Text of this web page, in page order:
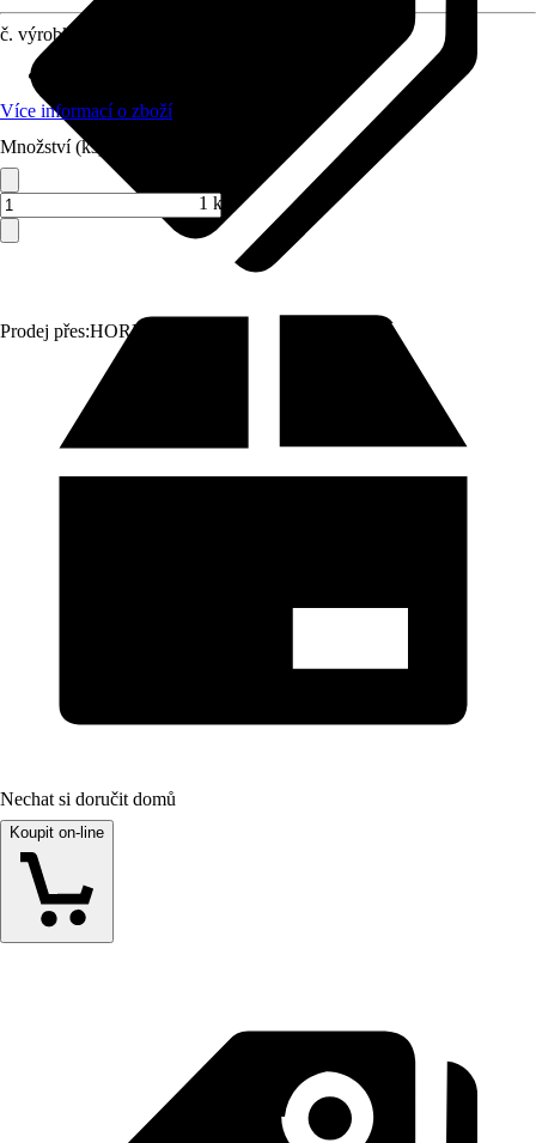
Prodej přes:HORNBACH
č. výrobku
Více informací o zboží
Množství (ks)
1 ks
Nechat si doručit domů
Koupit on-line